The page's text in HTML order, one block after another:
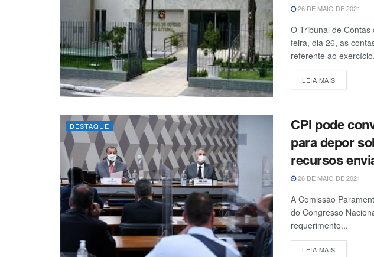
26 DE MAIO DE 2021
O Tribunal de
feira, dia 26, as
referente ao
LEIA MAIS
DESTAQUE
CPI pode
para depor
recursos
26 DE MAIO DE 2021
A Comissão
do Congresso
requerimento...
LEIA MAIS